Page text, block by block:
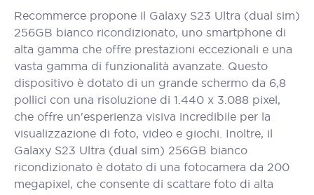
Recommerce propone il Galaxy S23 Ultra (dual sim)
256GB bianco ricondizionato, uno smartphone di
alta gamma che offre prestazioni eccezionali e una
vasta gamma di funzionalità avanzate. Questo
dispositivo è dotato di un grande schermo da 6,8
pollici con una risoluzione di 1.440 x 3.088 pixel,
che offre un'esperienza visiva incredibile per la
visualizzazione di foto, video e giochi. Inoltre, il
Galaxy S23 Ultra (dual sim) 256GB bianco
ricondizionato è dotato di una fotocamera da 200
megapixel, che consente di scattare foto di alta